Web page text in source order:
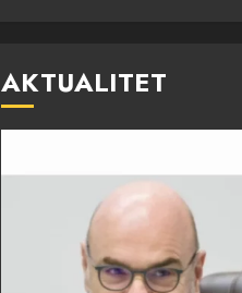
AKTUALITET